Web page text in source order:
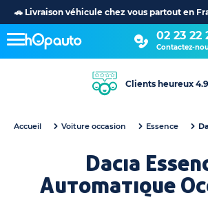
🚗 Livraison véhicule chez vous partout en
02 23 22
Contactez-
Clients heureux
Accueil Voiture occasion Essence
Dacia
Automatique